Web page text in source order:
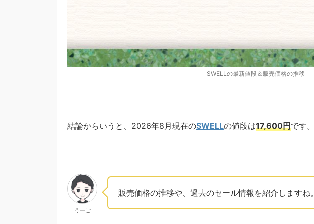
SWELLの最新値段＆販売価格の推移
結論からいうと、2026年8月現在のSWELLの値段は17,600円です。
うーご
販売価格の推移や、過去のセール情報を紹介しますね。